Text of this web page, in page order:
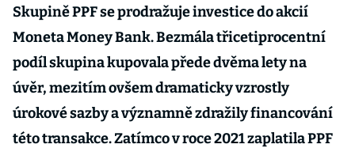
Skupině PPF se prodražuje investice do akcií
Moneta Money Bank. Bezmála třicetiprocentní
podíl skupina kupovala přede dvěma lety na
úvěr, mezitím ovšem dramaticky vzrostly
úrokové sazby a významně zdražily financování
této transakce. Zatímco v roce 2021 zaplatila PPF